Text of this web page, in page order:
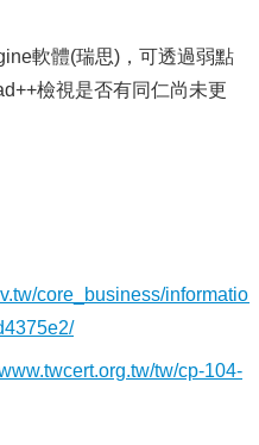
軟體(瑞思)，可透過弱點
檢視是否有同仁尚未更
core_business/
tw/cp-104-